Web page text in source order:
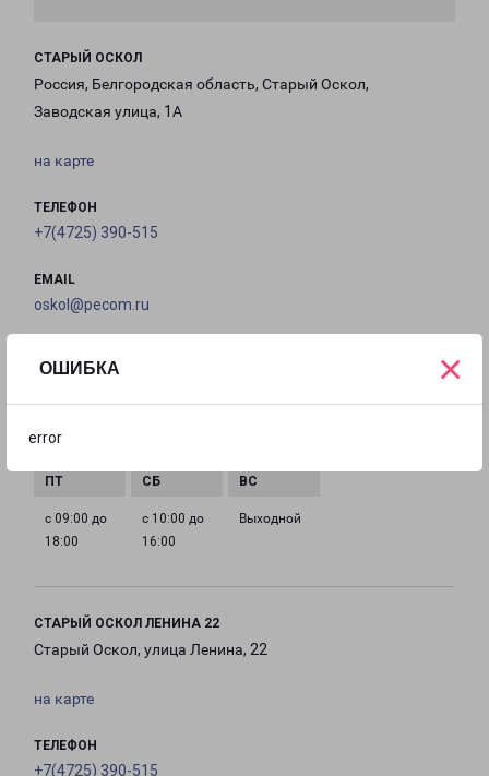
ОШИБКА
error
×
СТАРЫЙ ОСКОЛ
Россия, Белгородская область, Старый Оскол,
Заводская улица, 1А
на карте
ТЕЛЕФОН
+7(4725) 390-515
EMAIL
oskol@pecom.ru
18:00
с 09:00 до
18:00
с 10:00 до
16:00
Выходной
СТАРЫЙ ОСКОЛ ЛЕНИНА 22
Старый Оскол, улица Ленина, 22
на карте
ТЕЛЕФОН
+7(4725) 390-515